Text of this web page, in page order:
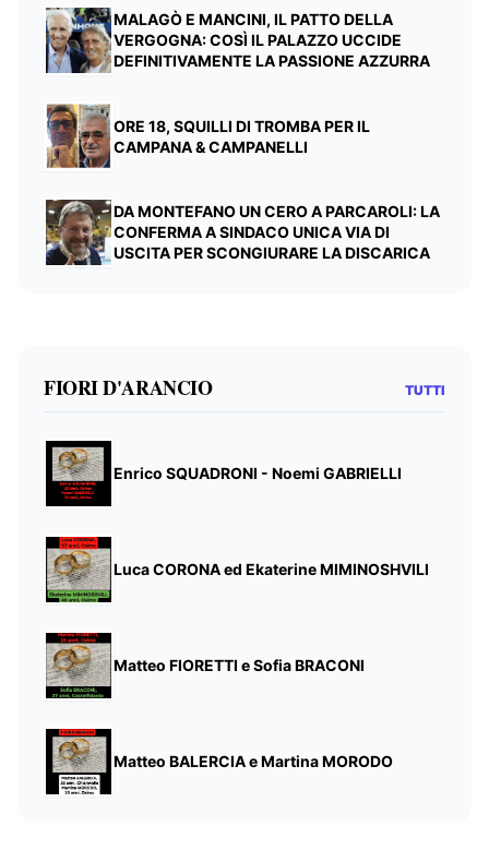
MALAGÒ E MANCINI, IL PATTO DELLA
VERGOGNA: COSÌ IL PALAZZO UCCIDE
DEFINITIVAMENTE LA PASSIONE AZZURRA
ORE 18, SQUILLI DI TROMBA PER IL
CAMPANA & CAMPANELLI
DA MONTEFANO UN CERO A PARCAROLI: LA
CONFERMA A SINDACO UNICA VIA DI
USCITA PER SCONGIURARE LA DISCARICA
FIORI D'ARANCIO TUTTI
Enrico SQUADRONI - Noemi GABRIELLI
Luca CORONA ed Ekaterine MIMINOSHVILI
Matteo FIORETTI e Sofia BRACONI
Matteo BALERCIA e Martina MORODO